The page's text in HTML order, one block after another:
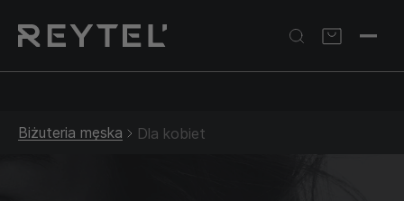
Biżuteria męska Dla kobiet
Złota biżuteria: –30% | Do 31.08